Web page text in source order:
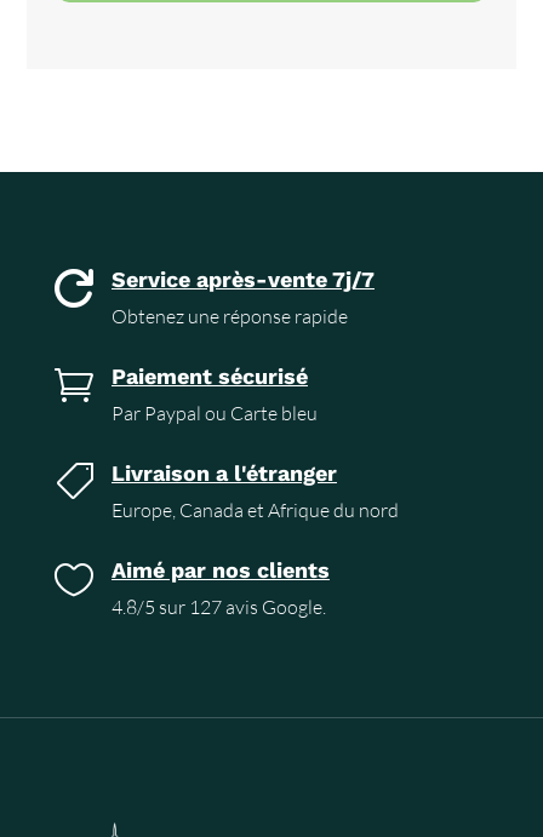
 Service après-vente 7j/7
Obtenez une réponse rapide
 Paiement sécurisé
Par Paypal ou Carte bleu
 Livraison a l'étranger
Europe, Canada et Afrique du nord
 Aimé par nos clients
4.8/5 sur 127 avis Google.